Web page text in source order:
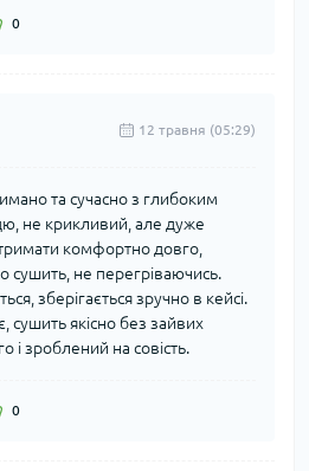
0
12 травня (05:29)
та сучасно з глибоким
не крикливий, але дуже
комфортно довго,
сушить, не перегріваючись.
зберігається зручно в кейсі.
сушить якісно без зайвих
і зроблений на совість.
0